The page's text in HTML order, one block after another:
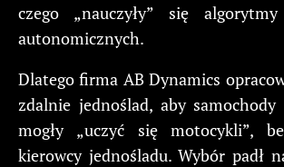
czego „nauczyły” się algorytmy
autonomicznych.
Dlatego firma AB Dynamics
zdalnie jednoślad, aby
mogły „uczyć się motocykli”,
kierowcy jednośladu. Wybór padł